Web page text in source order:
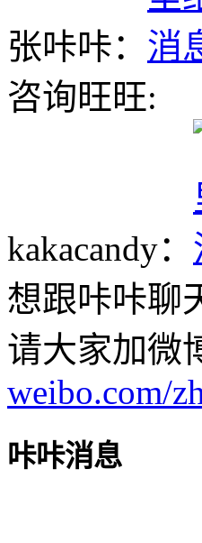
张咔咔：
咨询旺旺:
kakacandy：
想跟咔咔聊
请大家加微
weibo.com/
咔咔消息